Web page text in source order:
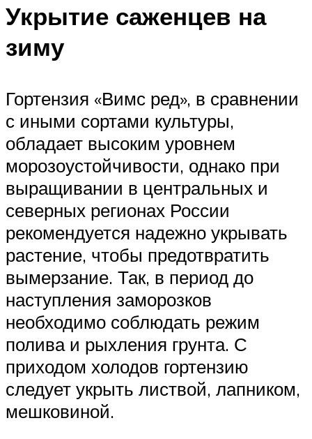
Укрытие саженцев на
зиму
Гортензия «Вимс ред», в сравнении
с иными сортами культуры,
обладает высоким уровнем
морозоустойчивости, однако при
выращивании в центральных и
северных регионах России
рекомендуется надежно укрывать
растение, чтобы предотвратить
вымерзание. Так, в период до
наступления заморозков
необходимо соблюдать режим
полива и рыхления грунта. С
приходом холодов гортензию
следует укрыть листвой, лапником,
мешковиной.